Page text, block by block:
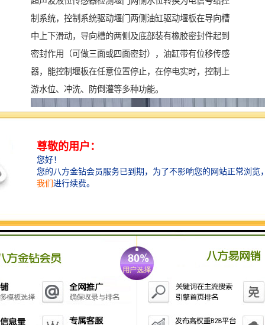
制系统，控制系统驱动堰门两侧油缸驱动堰板在导向槽
中上下滑动，导向槽的两侧及底部装有橡胶密封件起到
密封作用（可做三面或四面密封），油缸带有位移传感
器，能控制堰板在任意位置停止，在停电实时，控制上
游水位、冲洗、防倒灌等多种功能。